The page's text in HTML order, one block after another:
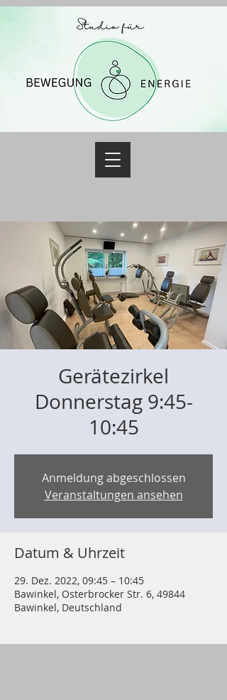
Gerätezirkel
Donnerstag 9:45-
10:45
Anmeldung abgeschlossen
Veranstaltungen ansehen
Datum & Uhrzeit
29. Dez. 2022, 09:45 – 10:45
Bawinkel, Osterbrocker Str. 6, 49844
Bawinkel, Deutschland